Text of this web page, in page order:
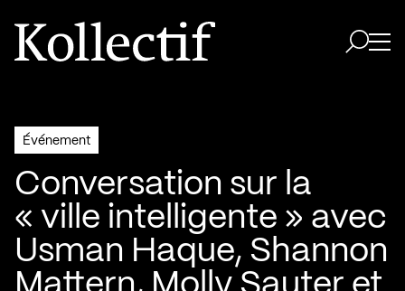
Aller à la page d'accueil
Logo Kollectif
Événement
Conversation sur la
« ville intelligente » avec
Usman Haque, Shannon